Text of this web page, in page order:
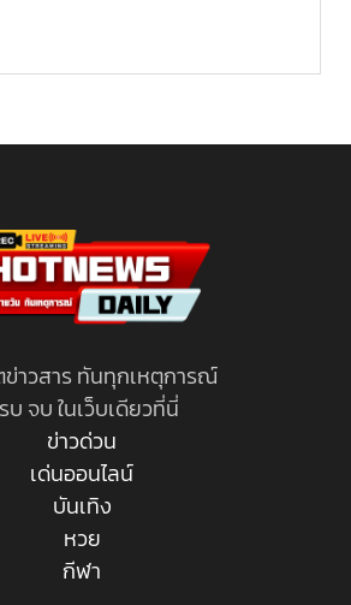
ข่าวสาร ทันทุกเหตุการณ์
บ จบ ในเว็บเดียวที่นี่
ข่าวด่วน
เด่นออนไลน์
บันเทิง
หวย
กีฬา